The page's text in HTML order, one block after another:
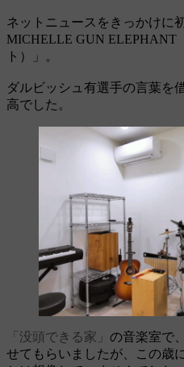
ネットニュースをきっかけに
MICHELLE GUN ELEPHANT
ト）」。
ダルビッシュ有選手の言葉を
高でした。
「没頭できる家」 の音楽室で
せてもらいましたが、この歳